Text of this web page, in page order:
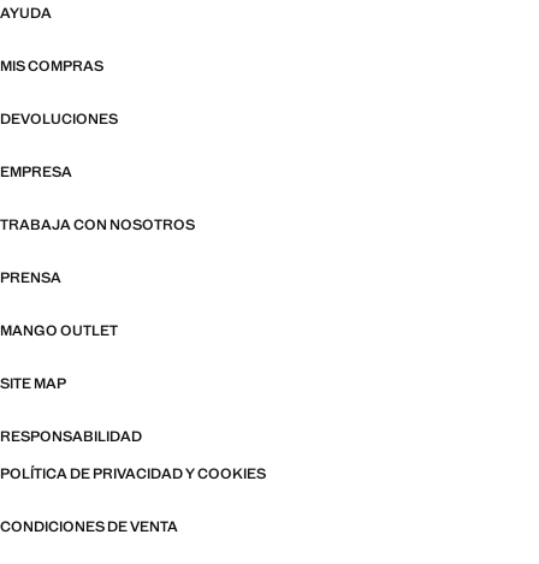
AYUDA
MIS COMPRAS
DEVOLUCIONES
EMPRESA
TRABAJA CON NOSOTROS
PRENSA
MANGO OUTLET
SITE MAP
RESPONSABILIDAD
POLÍTICA DE PRIVACIDAD Y COOKIES
CONDICIONES DE VENTA